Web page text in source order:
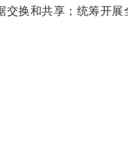
换和共享；统筹开